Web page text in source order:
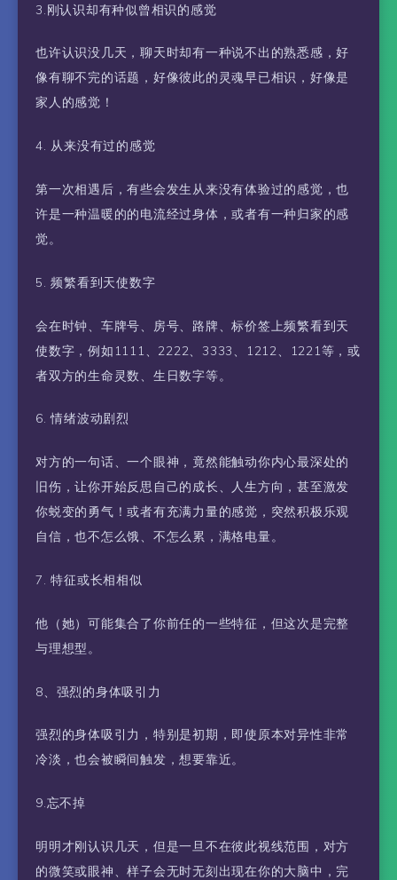
3.刚认识却有种似曾相识的感觉
也许认识没几天，聊天时却有一种说不出的熟悉感，好
像有聊不完的话题，好像彼此的灵魂早已相识，好像是
家人的感觉！
4. 从来没有过的感觉
第一次相遇后，有些会发生从来没有体验过的感觉，也
许是一种温暖的的电流经过身体，或者有一种归家的感
觉。
5. 频繁看到天使数字
会在时钟、车牌号、房号、路牌、标价签上频繁看到天
使数字，例如1111、2222、3333、1212、1221等，或
者双方的生命灵数、生日数字等。
6. 情绪波动剧烈
对方的一句话、一个眼神，竟然能触动你内心最深处的
旧伤，让你开始反思自己的成长、人生方向，甚至激发
你蜕变的勇气！或者有充满力量的感觉，突然积极乐观
自信，也不怎么饿、不怎么累，满格电量。
7. 特征或长相相似
他（她）可能集合了你前任的一些特征，但这次是完整
与理想型。
8、强烈的身体吸引力
强烈的身体吸引力，特别是初期，即使原本对异性非常
冷淡，也会被瞬间触发，想要靠近。
9.忘不掉
明明才刚认识几天，但是一旦不在彼此视线范围，对方
的微笑或眼神、样子会无时无刻出现在你的大脑中，完